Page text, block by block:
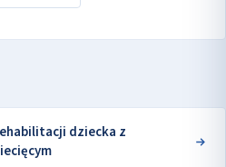
dziecka z